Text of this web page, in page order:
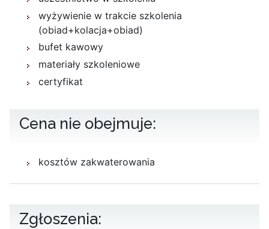
wyżywienie w trakcie szkolenia
(obiad+kolacja+obiad)
bufet kawowy
materiały szkoleniowe
certyfikat
Cena nie obejmuje:
kosztów zakwaterowania
Zgłoszenia: